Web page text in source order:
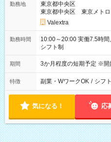
勤務地
東京都中央区
東京都中央区 東京メトロ
Valextra
勤務時間
10:00～20:00 実働7.5時間／休憩1.5時間 営業時間に合わせた
シフト制
期間 3か月程度の短期予定 ※開
特徴 副業・WワークOK / シフ
気になる！ 応